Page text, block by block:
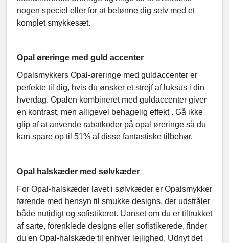
nogen speciel eller for at belønne dig selv med et
komplet smykkesæt.
Opal øreringe med guld accenter
Opalsmykkers Opal-øreringe med guldaccenter er
perfekte til dig, hvis du ønsker et strejf af luksus i din
hverdag. Opalen kombineret med guldaccenter giver
en kontrast, men alligevel behagelig effekt . Gå ikke
glip af at anvende rabatkoder på opal øreringe så du
kan spare op til 51% af disse fantastiske tilbehør.
Opal halskæder med sølvkæder
For Opal-halskæder lavet i sølvkæder er Opalsmykker
førende med hensyn til smukke designs, der udstråler
både nutidigt og sofistikeret. Uanset om du er tiltrukket
af sarte, forenklede designs eller sofistikerede, finder
du en Opal-halskæde til enhver lejlighed. Udnyt det